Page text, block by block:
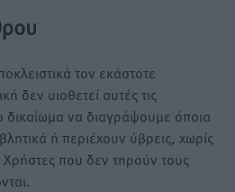
τον εκάστοτε
δεν υιοθετεί αυτές τις
δικαίωμα να διαγράψουμε όποια
ή περιέχουν ύβρεις, χωρίς
που δεν τηρούν τους